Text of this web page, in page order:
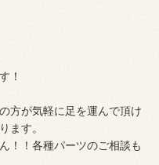
！
方が気軽に足を運んで頂け
ます。
！！各種パーツのご相談も